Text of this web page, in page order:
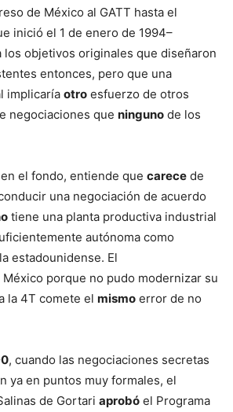
de México al GATT hasta el
inició el 1 de enero de 1994–
los objetivos originales que diseñaron
entonces, pero que una
implicaría otro esfuerzo de otros
negociaciones que ninguno de los
el fondo, entiende que carece de
una negociación de acuerdo
tiene una planta productiva industrial
autónoma como
estadounidense. El
México porque no pudo modernizar su
la 4T comete el mismo error de no
, cuando las negociaciones secretas
ya en puntos muy formales, el
de Gortari aprobó el Programa